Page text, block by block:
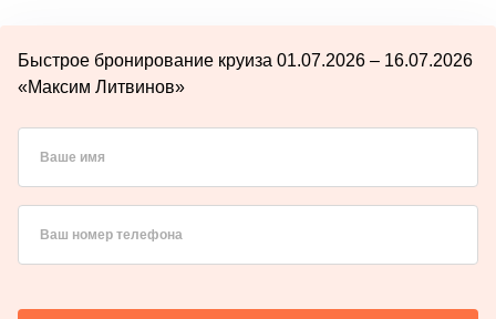
Быстрое бронирование круиза 01.07.2026 – 16.07.2026
«Максим Литвинов»
Ваше имя
Ваш номер телефона